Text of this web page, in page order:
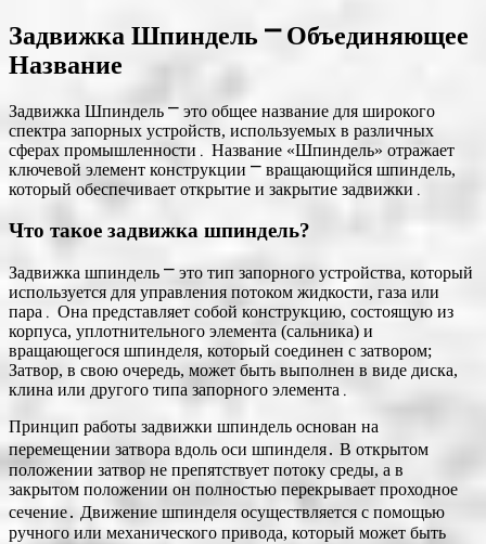
Задвижка Шпиндель ⎻ Объединяющее
Название
Задвижка Шпиндель ⎻ это общее название для широкого
спектра запорных устройств, используемых в различных
сферах промышленности․ Название «Шпиндель» отражает
ключевой элемент конструкции ⎻ вращающийся шпиндель,
который обеспечивает открытие и закрытие задвижки․
Что такое задвижка шпиндель?
Задвижка шпиндель ⎻ это тип запорного устройства, который
используется для управления потоком жидкости, газа или
пара․ Она представляет собой конструкцию, состоящую из
корпуса, уплотнительного элемента (сальника) и
вращающегося шпинделя, который соединен с затвором;
Затвор, в свою очередь, может быть выполнен в виде диска,
клина или другого типа запорного элемента․
Принцип работы задвижки шпиндель основан на
перемещении затвора вдоль оси шпинделя․ В открытом
положении затвор не препятствует потоку среды, а в
закрытом положении он полностью перекрывает проходное
сечение․ Движение шпинделя осуществляется с помощью
ручного или механического привода, который может быть